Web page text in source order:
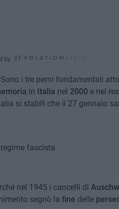
by
i tre perni fondamentali
in Italia nel 2000 e nel
si stabilì che il 27 gennaio
fascista
nel 1945 i cancelli di
segnò la fine delle